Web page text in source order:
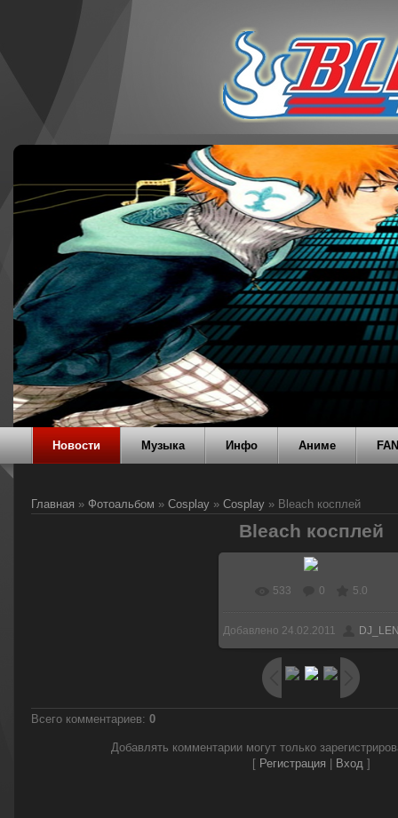
Новости Музыка Инфо Аниме
Главная » Фотоальбом » Cosplay » Cosplay » Bleach косплей
Bleach косплей
В реальном размере
600x449/ 19.3Kb
533 0 5.0
Добавлено 24.02.2011
Всего комментариев: 0
Добавлять комментарии могут только
[ Регистрация Вход]